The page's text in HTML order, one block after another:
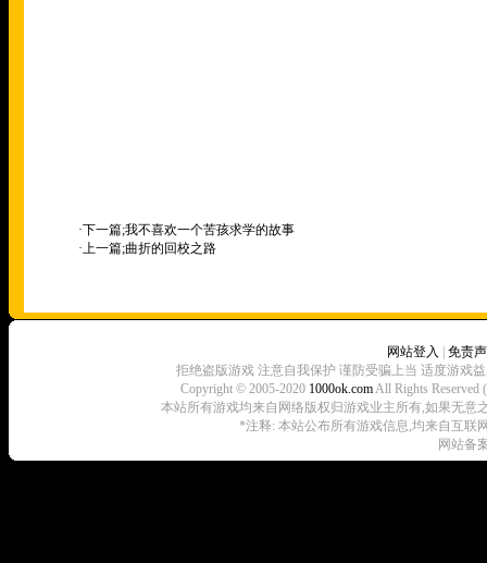
·下一篇;我不喜欢一个苦孩求学的故事
·上一篇;曲折的回校之路
网站登入
免责
拒绝盗版游戏 注意自我保护 谨防受骗上当 适度游戏
Copyright © 2005-2020 1000ok.comAll Rights
本站所有游戏均来自网络版权归游戏业主所有,如果无意
*注释: 本站公布所有游戏信息,均来自互联
网站备